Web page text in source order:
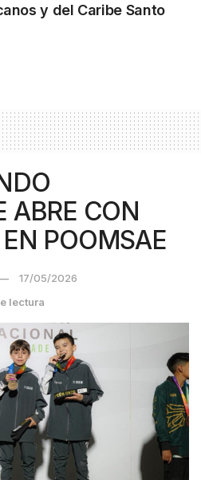
y del Caribe Santo
ABRE CON
POOMSAE
17/05/2026
lectura